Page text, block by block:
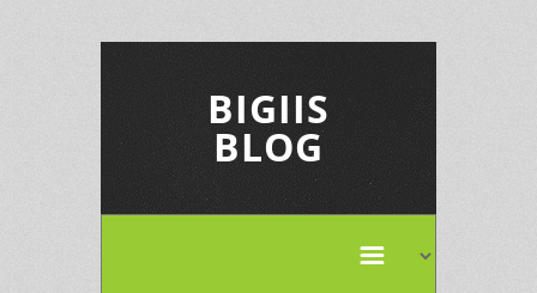
BIGIIS
BLOG